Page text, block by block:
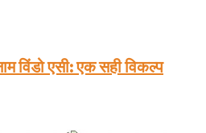
विंडो एसी: एक सही विकल्प